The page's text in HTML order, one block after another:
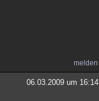
melden
06.03.2009 um 16:14